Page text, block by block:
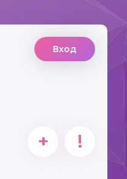
Вход
+ !